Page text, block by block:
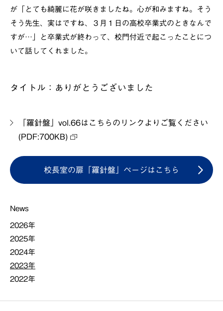
が「とても綺麗に花が咲きましたね。心が和みますね。そう
そう先生、実はですね、３月１日の高校卒業式のときなんで
すが…」と卒業式が終わって、校門付近で起こったことにつ
いて話してくれました。
タイトル：ありがとうございました
「羅針盤」vol.66はこちらのリンクよりご覧ください
(PDF:700KB)
校長室の扉「羅針盤」ページはこちら
News
2026年
2025年
2024年
2023年
2022年